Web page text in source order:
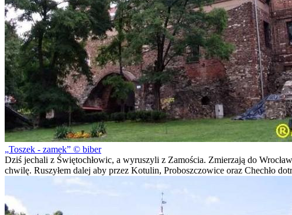
Toszek - zamek
© biber
Dziś jechali z Świętochłowic, a wyruszyli z Zamościa. Zmierzają do
chwilę. Ruszyłem dalej aby przez Kotulin, Proboszczowice oraz Chechło